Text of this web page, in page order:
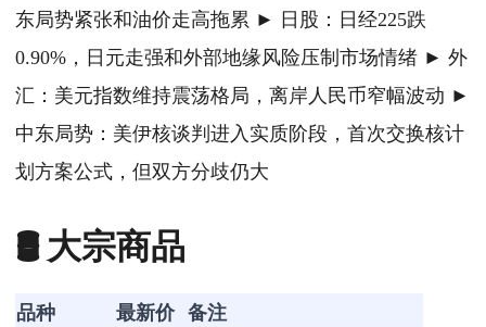
东局势紧张和油价走高拖累 ► 日股：日经225跌
0.90%，日元走强和外部地缘风险压制市场情绪 ► 外
汇：美元指数维持震荡格局，离岸人民币窄幅波动 ►
中东局势：美伊核谈判进入实质阶段，首次交换核计
划方案公式，但双方分歧仍大
🛢️ 大宗商品
品种 最新价 备注